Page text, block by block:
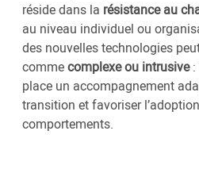
réside dans la résistance au
au niveau individuel ou
des nouvelles technologies
commecomplexe ou intrusive:
place un accompagnement
transition et favoriser
comportements.